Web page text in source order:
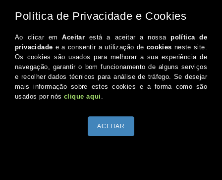
Siga-nos aqui...
Facebook
Instagram
Twitter
Canal do Youtube
© 2026 Portugal XXI Todos os direitos reservados.
Desenvolvido por Optimeios